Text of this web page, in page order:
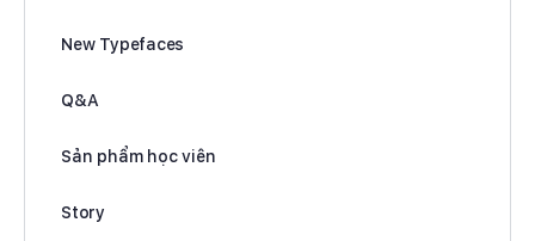
New Typefaces
Q&A
Sản phẩm học viên
Story